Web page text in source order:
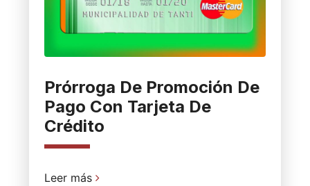
Prórroga De Promoción De
Pago Con Tarjeta De
Crédito
Leer más